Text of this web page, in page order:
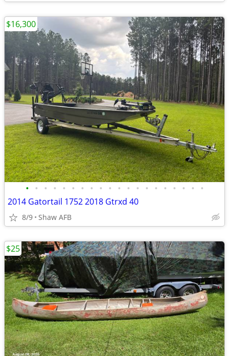
• • • • • • • • • • • • • • • • • • • •
2014 Gatortail 1752 2018 Gtrxd 40
8/9 Shaw AFB
$16,300
$25